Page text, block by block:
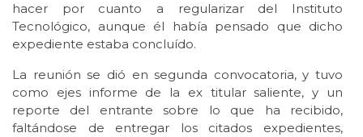
hacer por cuanto a regularizar del Instituto
Tecnológico, aunque él había pensado que dicho
expediente estaba concluído.
La reunión se dió en segunda convocatoria, y tuvo
como ejes informe de la ex titular saliente, y un
reporte del entrante sobre lo que ha recibido,
faltándose de entregar los citados expedientes,